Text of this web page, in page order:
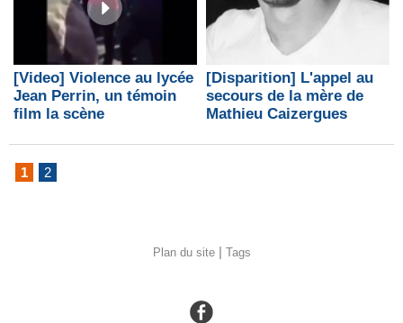
[Video] Violence au lycée
Jean Perrin, un témoin
film la scène
[Disparition] L'appel au
secours de la mère de
Mathieu Caizergues
1 2
Plan du site | Tags